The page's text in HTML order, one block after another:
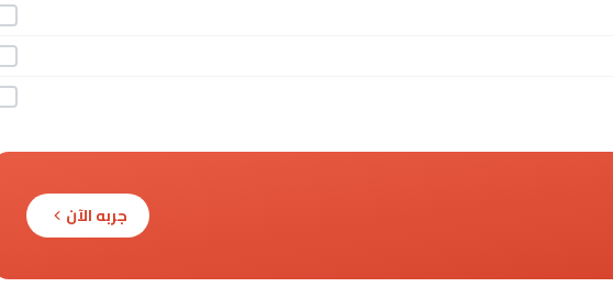
جربه الآن